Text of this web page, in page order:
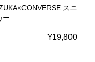
スニ
ー
¥19,800